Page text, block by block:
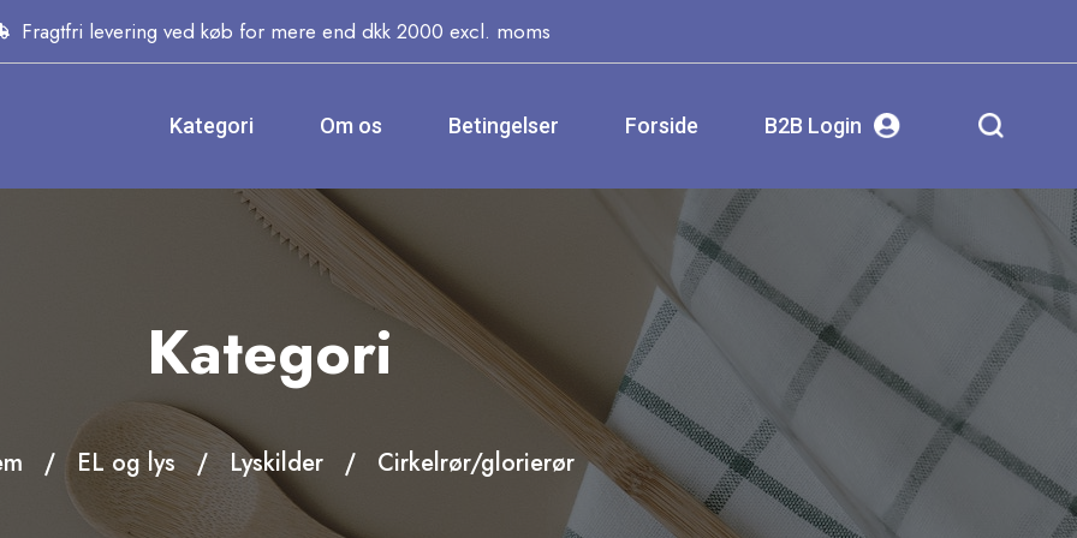
Fragtfri levering ved køb for mere end dkk 2000 excl. moms
Kategori Om os Betingelser Forside B2B Login
Kategori
EL og lys Lyskilder Cirkelrør/glorierør